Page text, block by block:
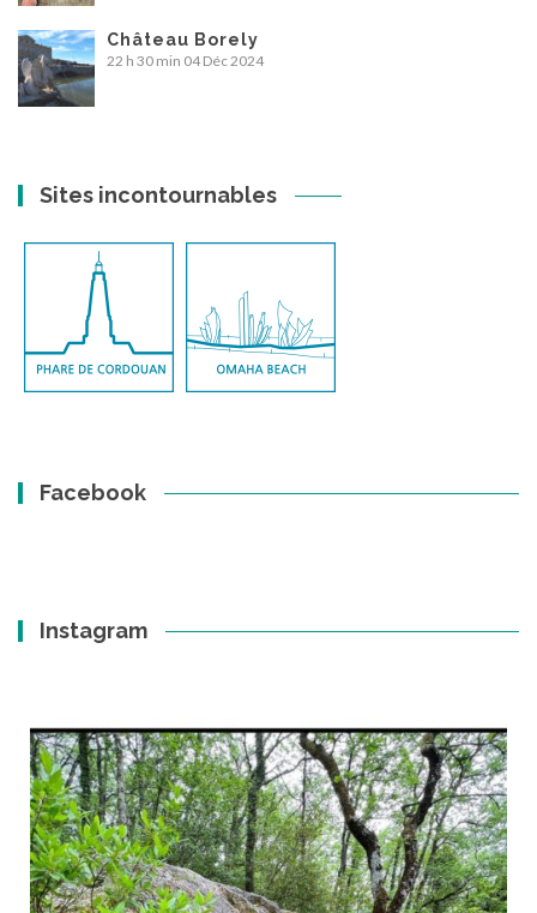
Château Borely
22 h 30 min 04 Déc 2024
Sites incontournables
Facebook
Instagram